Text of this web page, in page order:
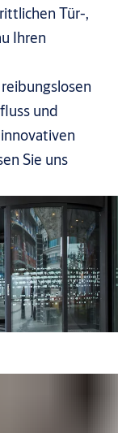
Tür-,
Ihren
und
Sie uns